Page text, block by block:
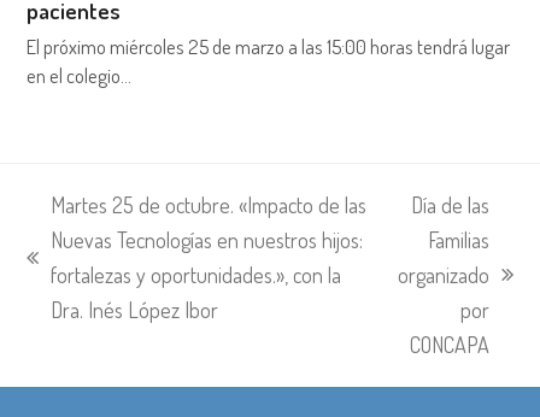
pacientes
El próximo miércoles 25 de marzo a las 15:00 horas tendrá lugar
en el colegio…
entrada
anterior:
Martes 25 de octubre. «Impacto de las
Nuevas Tecnologías en nuestros hijos:
fortalezas y oportunidades.», con la
Dra. Inés López Ibor
siguiente:
Día de las
Familias
organizado
por
CONCAPA